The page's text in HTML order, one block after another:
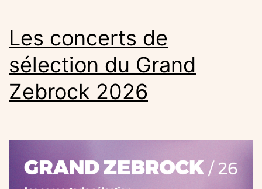
Les concerts de
sélection du Grand
Zebrock 2026